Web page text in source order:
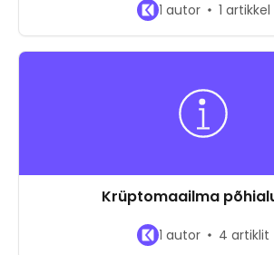
1 autor 1 artikkel
Krüptomaailma
1 autor 4 artiklit